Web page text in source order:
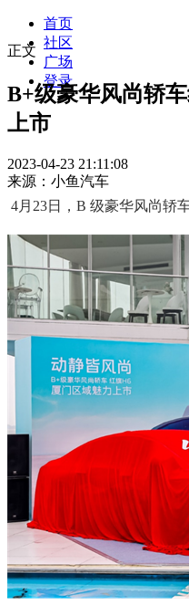
首页
社区
广场
登录
正文
B+级豪华风尚轿
上市
2023-04-23 21:11:08
来源：小鱼汽车
4月23日，B 级豪华风尚轿